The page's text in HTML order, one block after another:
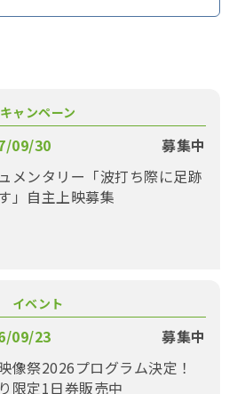
キャンペーン
09/30
募集中
メンタリー「波打ち際に足跡
」自主上映募集
イベント
09/23
募集中
像祭2026プログラム決定！
限定1日券販売中